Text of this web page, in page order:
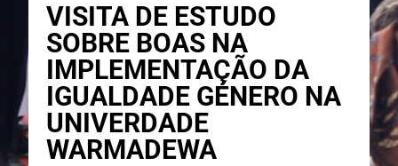
VISITA DE ESTUDO
SOBRE BOAS NA
IMPLEMENTAÇÃO DA
IGUALDADE GÉNERO NA
UNIVERDADE
WARMADEWA